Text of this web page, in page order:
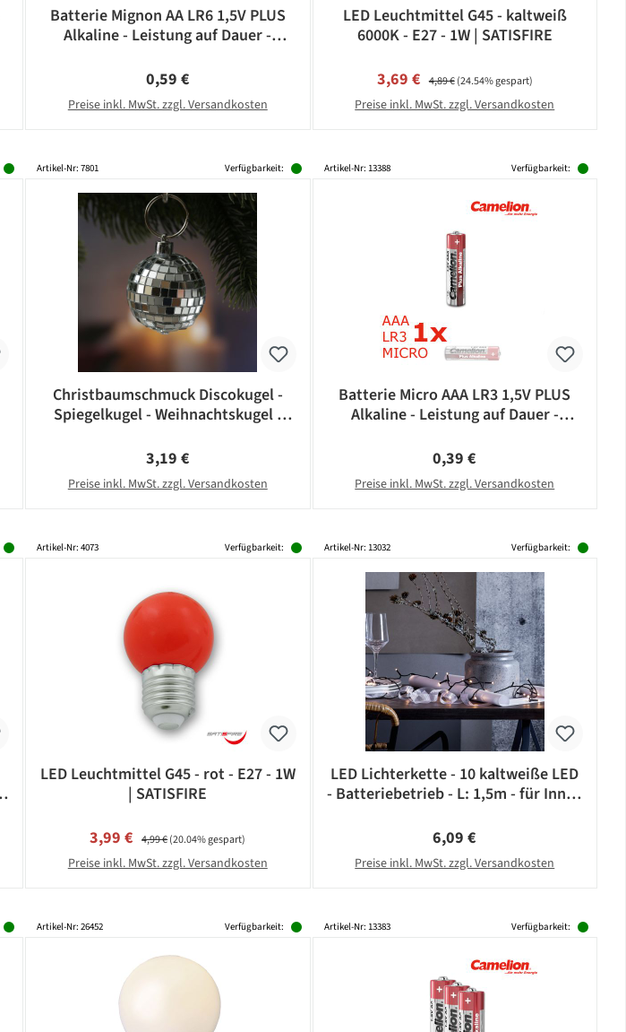
Batterie Mignon AA LR6 1,5V PLUS
Alkaline - Leistung auf Dauer -
Regulärer Preis:
0,59 €
Preise inkl. MwSt. zzgl. Versandkosten
LED Leuchtmittel G45 - kaltweiß
6000K - E27 - 1W | SATISFIRE
Verkaufspreis:
3,69 € Regulärer Preis:
4,89 €(24.54% gespart)
Preise inkl. MwSt. zzgl. Versandkosten
Artikel-Nr: 7801 Verfügbarkeit:
Christbaumschmuck Discokugel -
Spiegelkugel - Weihnachtskugel -
Regulärer Preis:
3,19 €
Preise inkl. MwSt. zzgl. Versandkosten
Artikel-Nr: 13388 Verfügbarkeit:
Batterie Micro AAA LR3 1,5V PLUS
Alkaline - Leistung auf Dauer -
Regulärer Preis:
0,39 €
Preise inkl. MwSt. zzgl. Versandkosten
Artikel-Nr: 4073 Verfügbarkeit:
LED Leuchtmittel G45 - rot - E27 - 1W
| SATISFIRE
Verkaufspreis:
3,99 € Regulärer Preis:
4,99 €(20.04% gespart)
Preise inkl. MwSt. zzgl. Versandkosten
Artikel-Nr: 13032 Verfügbarkeit:
LED Lichterkette - 10 kaltweiße LED
- Batteriebetrieb - L: 1,5m - für Innen
Regulärer Preis:
6,09 €
Preise inkl. MwSt. zzgl. Versandkosten
Artikel-Nr: 26452 Verfügbarkeit: Artikel-Nr: 13383 Verfügbarkeit: